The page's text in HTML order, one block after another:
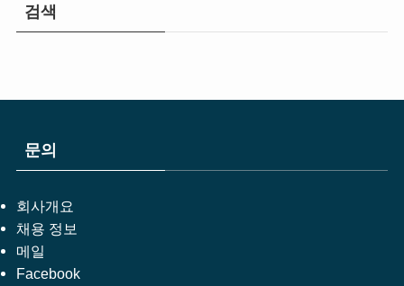
검색
문의
회사개요
채용 정보
메일
Facebook